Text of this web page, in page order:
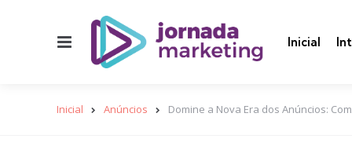
Inicial
Inicial Anúncios Domine a Nova Era dos Anúncios: